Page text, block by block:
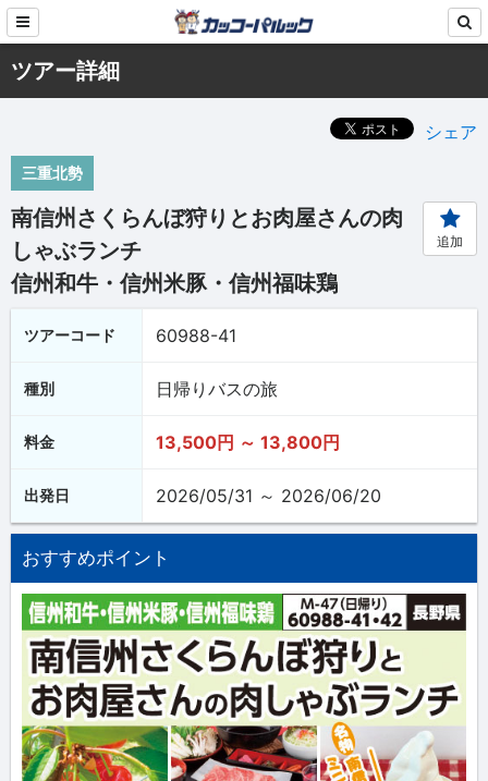
ツアー詳細
シェア
三重北勢
南信州さくらんぼ狩りとお肉屋さんの肉
しゃぶランチ
信州和牛・信州米豚・信州福味鶏
追加
ツアーコード 60988-41
種別 日帰りバスの旅
料金 13,500円 ～ 13,800円
出発日 2026/05/31 ～ 2026/06/20
おすすめポイント